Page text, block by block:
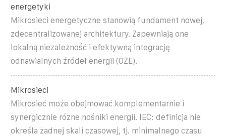
energetyki
Mikrosieci energetyczne stanowią fundament nowej,
zdecentralizowanej architektury. Zapewniają one
lokalną niezależność i efektywną integrację
odnawialnych źródeł energii (OZE).
Mikrosieci
Mikrosieć może obejmować komplementarnie i
synergicznie różne nośniki energii. IEC: definicja nie
określa żadnej skali czasowej, tj. minimalnego czasu